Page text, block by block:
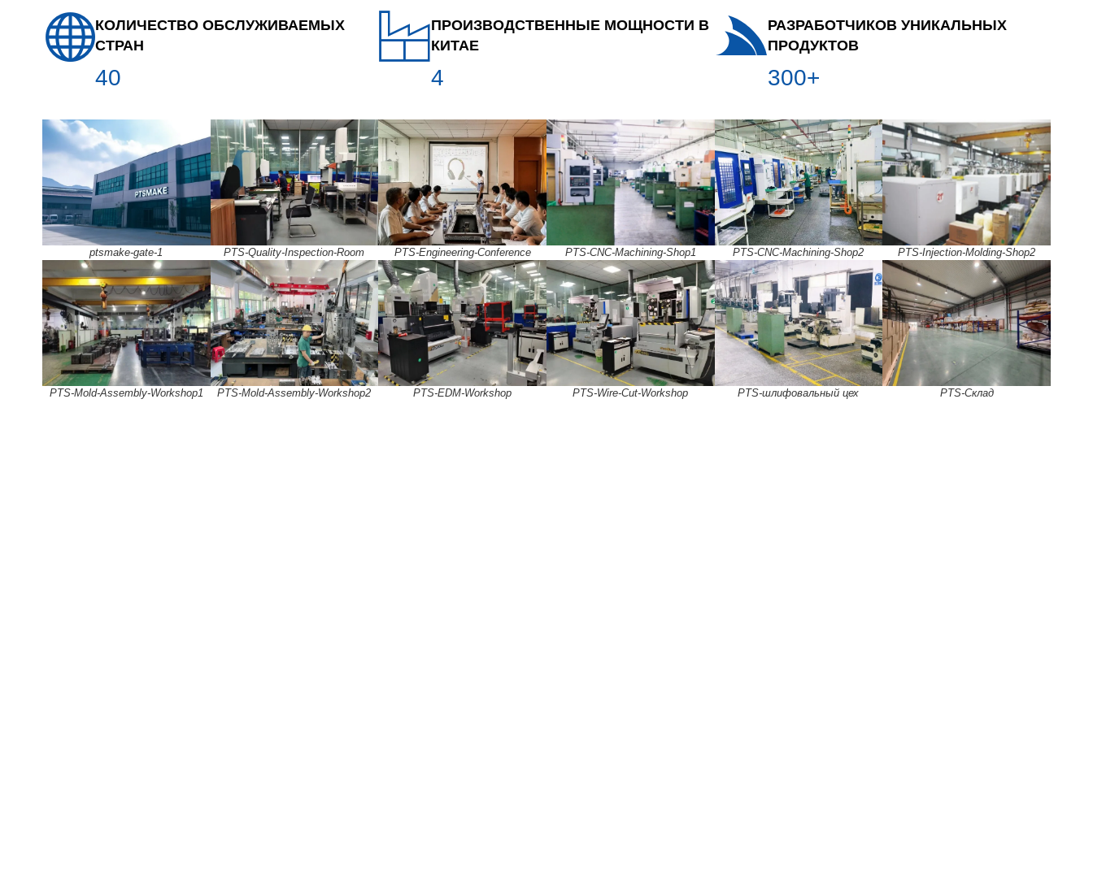
КОЛИЧЕСТВО ОБСЛУЖИВАЕМЫХ
СТРАН
40
ПРОИЗВОДСТВЕННЫЕ МОЩНОСТИ В
КИТАЕ
4
РАЗРАБОТЧИКОВ УНИКАЛЬНЫХ
ПРОДУКТОВ
300+
ptsmake-gate-1 PTS-Quality-Inspection-Room PTS-Engineering-Conference PTS-CNC-Machining-Shop1 PTS-CNC-Machining-Shop2 PTS-Injection-Molding-Shop2
PTS-Mold-Assembly-Workshop1 PTS-Mold-Assembly-Workshop2 PTS-EDM-Workshop PTS-Wire-Cut-Workshop PTS-шлифовальный цех PTS-Склад